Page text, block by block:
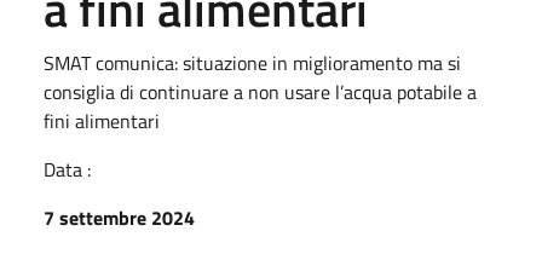
SMAT comunica: situazione in miglioramento ma si
consiglia di continuare a non usare l’acqua potabile a
fini alimentari
Data :
7 settembre 2024